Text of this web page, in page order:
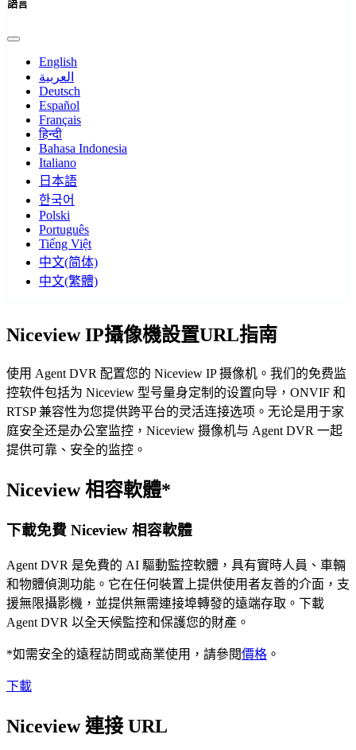
語言
English
العربية
Deutsch
Español
Français
हिन्दी
Bahasa Indonesia
Italiano
日本語
한국어
Polski
Português
Tiếng Việt
中文(简体)
中文(繁體)
Niceview IP攝像機設置URL指南
使用 Agent DVR 配置您的 Niceview IP 摄像机。我们的免费监
控软件包括为 Niceview 型号量身定制的设置向导，ONVIF 和
RTSP 兼容性为您提供跨平台的灵活连接选项。无论是用于家
庭安全还是办公室监控，Niceview 摄像机与 Agent DVR 一起
提供可靠、安全的监控。
Niceview 相容軟體*
下載免費 Niceview 相容軟體
Agent DVR 是免費的 AI 驅動監控軟體，具有實時人員、車輛
和物體偵測功能。它在任何裝置上提供使用者友善的介面，支
援無限攝影機，並提供無需連接埠轉發的遠端存取。下載
Agent DVR 以全天候監控和保護您的財產。
*如需安全的遠程訪問或商業使用，請參閱價格 。
下載
Niceview 連接 URL